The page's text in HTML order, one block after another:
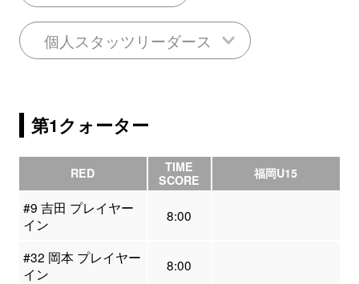
個人スタッツリーダース
第1クォーター
RED
TIME
SCORE
福岡U15
#9 吉田 プレイヤー
イン
8:00
#32 岡本 プレイヤー
イン
8:00